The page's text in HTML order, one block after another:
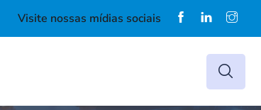
Visite nossas mídias sociais